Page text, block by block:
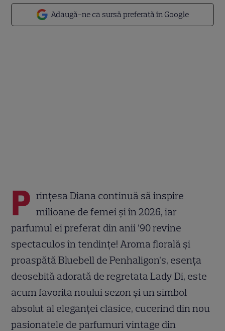
Adaugă-ne ca sursă preferată în Google
P rințesa Diana continuă să inspire
milioane de femei și în 2026, iar
parfumul ei preferat din anii ’90 revine
spectaculos în tendințe! Aroma florală și
proaspătă Bluebell de Penhaligon’s, esența
deosebită adorată de regretata Lady Di, este
acum favorita noului sezon și un simbol
absolut al eleganței clasice, cucerind din nou
pasionatele de parfumuri vintage din